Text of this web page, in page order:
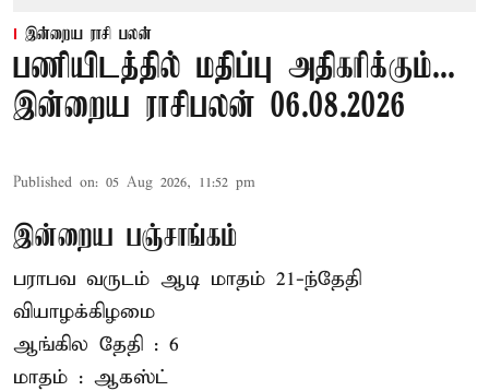
இன்றைய ராசி பலன்
பணியிடத்தில் மதிப்பு அதிகரிக்கும்...
இன்றைய ராசிபலன் 06.08.2026
Published on: 05 Aug 2026, 11:52 pm
இன்றைய பஞ்சாங்கம்
பராபவ வருடம் ஆடி மாதம் 21-ந்தேதி
வியாழக்கிழமை
ஆங்கில தேதி : 6
மாதம் : ஆகஸ்ட்